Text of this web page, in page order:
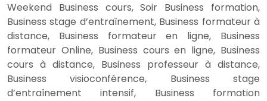
Weekend Business cours, Soir Business formation,
Business stage d’entraînement, Business formateur à
distance, Business formateur en ligne, Business
formateur Online, Business cours en ligne, Business
cours à distance, Business professeur à distance,
Business visioconférence, Business stage
d’entraînement intensif, Business formation